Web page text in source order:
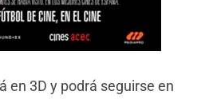
en 3D y podrá seguirse en